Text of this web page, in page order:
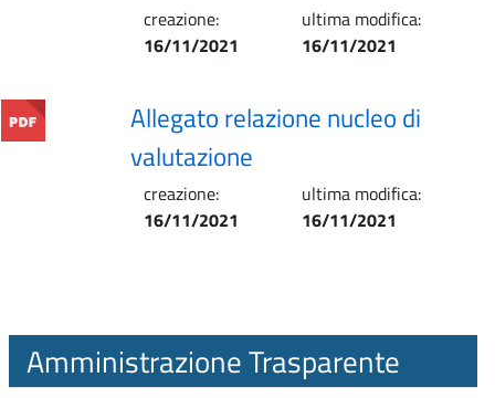
creazione:
16/11/2021
ultima modifica:
16/11/2021
Allegato relazione nucleo di
valutazione
creazione:
16/11/2021
ultima modifica:
16/11/2021
Amministrazione Trasparente